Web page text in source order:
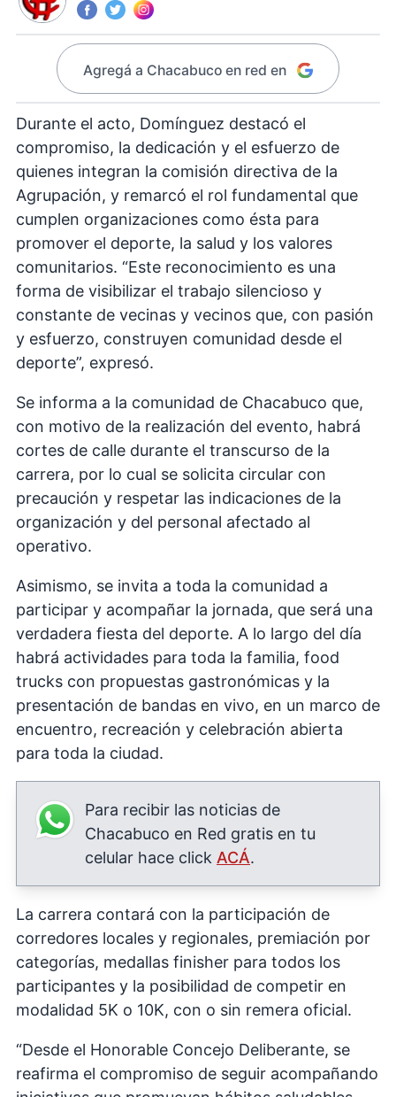
Agregá a Chacabuco en red en
Durante el acto, Domínguez destacó el
compromiso, la dedicación y el esfuerzo de
quienes integran la comisión directiva de la
Agrupación, y remarcó el rol fundamental que
cumplen organizaciones como ésta para
promover el deporte, la salud y los valores
comunitarios. “Este reconocimiento es una
forma de visibilizar el trabajo silencioso y
constante de vecinas y vecinos que, con pasión
y esfuerzo, construyen comunidad desde el
deporte”, expresó.
Se informa a la comunidad de Chacabuco que,
con motivo de la realización del evento, habrá
cortes de calle durante el transcurso de la
carrera, por lo cual se solicita circular con
precaución y respetar las indicaciones de la
organización y del personal afectado al
operativo.
Asimismo, se invita a toda la comunidad a
participar y acompañar la jornada, que será una
verdadera fiesta del deporte. A lo largo del día
habrá actividades para toda la familia, food
trucks con propuestas gastronómicas y la
presentación de bandas en vivo, en un marco de
encuentro, recreación y celebración abierta
para toda la ciudad.
Para recibir las noticias de
Chacabuco en Red gratis en tu
celular hace click ACÁ.
La carrera contará con la participación de
corredores locales y regionales, premiación por
categorías, medallas finisher para todos los
participantes y la posibilidad de competir en
modalidad 5K o 10K, con o sin remera oficial.
“Desde el Honorable Concejo Deliberante, se
reafirma el compromiso de seguir acompañando